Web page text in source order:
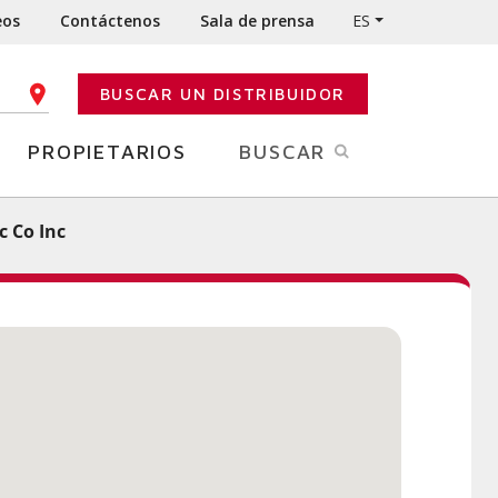
Contáctenos Sala de prensa ES
POSTAL BUSCAR UN DISTRIBUIDOR
PROPIETARIOS BUSCAR
Co Inc